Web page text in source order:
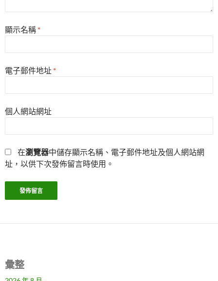
顯示名稱 *
電子郵件地址 *
個人網站網址
在瀏覽器中儲存顯示名稱、電子郵件地址及個人網站網
址，以供下次發佈留言時使用。
彙整